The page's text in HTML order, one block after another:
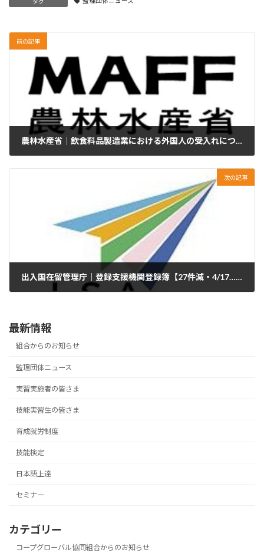
前の記事
農林水産省｜飲食料品製造業における外国人の受入れについて
次の記事
出入国在留管理庁｜登録支援機関登録簿【27件減・4/17…10,131件→10,104件登録】
最新情報
組合からのお知らせ
監理団体ニュース
実習実施者の皆さま
技能実習生の皆さま
育成就労制度
技能検定
日本語上達
セミナー
カテゴリー
コープグローバル協同組合からのお知らせ